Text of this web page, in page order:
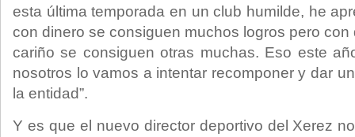
esta última temporada en un club humilde, he
con dinero se consiguen muchos logros pero
cariño se consiguen otras muchas. Eso este
nosotros lo vamos a intentar recomponer y dar
la entidad”.
Y es que el nuevo director deportivo del Xerez